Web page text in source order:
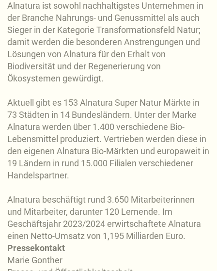
Alnatura ist sowohl nachhaltigstes Unternehmen in
der Branche Nahrungs- und Genussmittel als auch
Sieger in der Kategorie Transformationsfeld Natur;
damit werden die besonderen Anstrengungen und
Lösungen von Alnatura für den Erhalt von
Biodiversität und der Regenerierung von
Ökosystemen gewürdigt.
Aktuell gibt es 153 Alnatura Super Natur Märkte in
73 Städten in 14 Bundesländern. Unter der Marke
Alnatura werden über 1.400 verschiedene Bio-
Lebensmittel produziert. Vertrieben werden diese in
den eigenen Alnatura Bio-Märkten und europaweit in
19 Ländern in rund 15.000 Filialen verschiedener
Handelspartner.
Alnatura beschäftigt rund 3.650 Mitarbeiterinnen
und Mitarbeiter, darunter 120 Lernende. Im
Geschäftsjahr 2023/2024 erwirtschaftete Alnatura
einen Netto-Umsatz von 1,195 Milliarden Euro.
Pressekontakt
Marie Gonther